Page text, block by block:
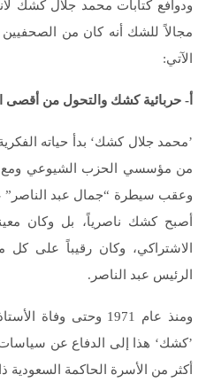
ودوافع كتابات محمد جلال كشك
مجالاً للشك أنه كان من الصحفيين
الآتي:
أ- حربائية كشك والتحول من أقصى
’محمد جلال كشك‘ بدأ حياته
وعقب سيطرة “جمال عبد
أصبح كشك ناصرياً، بل وكان معيناً
الاشتراكي، وكان رقيباً على
الرئيس عبد الناصر.
’كشك‘ هذا إلى الدفاع عن
أكثر من الأسرة الحاكمة السعودية